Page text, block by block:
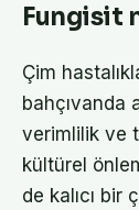
Fungisit
Çim
bahçıvanda
verimlilik ve
kültürel
de kalıcı bir